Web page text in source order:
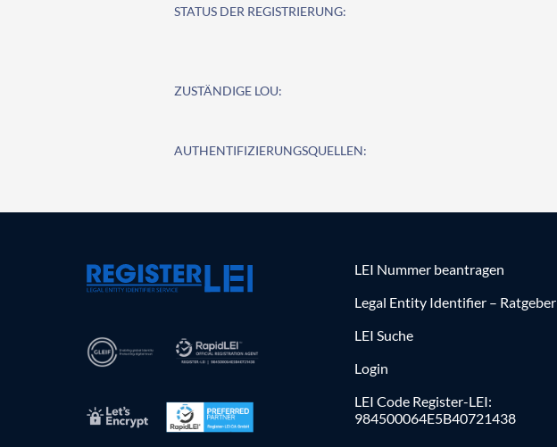
STATUS DER REGISTRIERUNG:
ZUSTÄNDIGE LOU:
AUTHENTIFIZIERUNGSQUELLEN:
LEI Nummer beantragen
Legal Entity Identifier – Ratgeber
LEI Suche
Login
LEI Code Register-LEI:
984500064E5B40721438